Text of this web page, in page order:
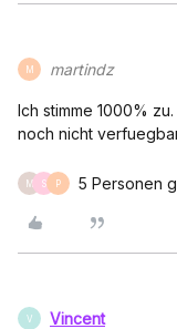
M martindz
Ich stimme 1000%
noch nicht
M S P 5 Personen
V Vincent